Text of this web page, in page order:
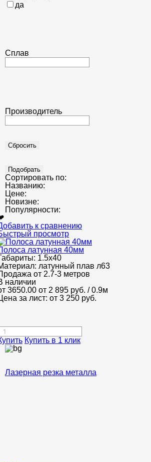
да
Сплав
Производитель
Сортировать по:
Названию:
Цене:
Новизне:
Популярности:
к сравнению
просмотр
латунная 40мм
1.5х40
латунный плав л63
от 2.7-3 метров
наличии
3650.00 от 2 895 руб. / 0.9м
за лист: от 3 250 руб.
Купить в 1 клик
Лазерная резка металла